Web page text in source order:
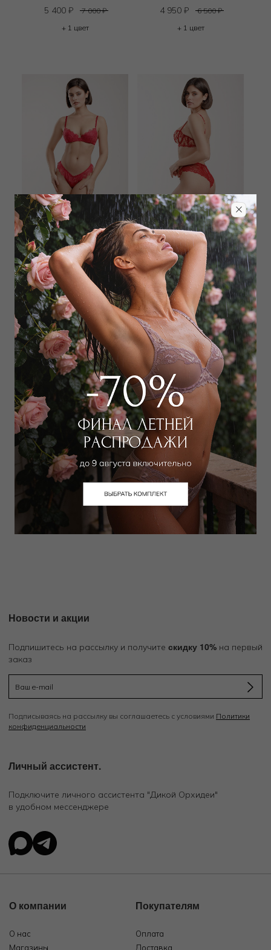
5 400 ₽ 7 000₽
+ 1 цвет
4 950 ₽ 6 500₽
+ 1 цвет
ERMANNO SCERVINO
Трусы стринг
13 950₽ 37 000₽
+ 1 цвет
SHIKKOSA
Трусы слип
7 000 ₽ |+ 350 бонусов
WILD ORCHID
WILD ORCHID
Трусы слип
+ 75 бонусов
+ 4 цвета
Новости и акции
Подпишитесь на рассылку и получите скидку 10% на первый
заказ
Подписываясь на рассылку вы соглашаетесь с условиями Политики
конфиденциальности
Личный ассистент.
Подключите личного ассистента "Дикой Орхидеи"
в удобном мессенджере
О компании
О нас
Магазины
Покупателям
Оплата
Доставка